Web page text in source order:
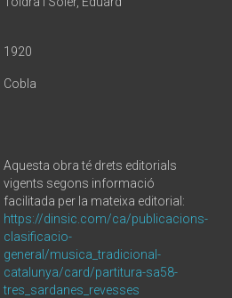
1920
Cobla
Aquesta obra té drets editorials
vigents segons informació
facilitada per la mateixa editorial:
https://dinsic.com/ca/publicacions-
clasificacio-
general/musica_tradicional-
catalunya/card/partitura-sa58-
tres_sardanes_revesses